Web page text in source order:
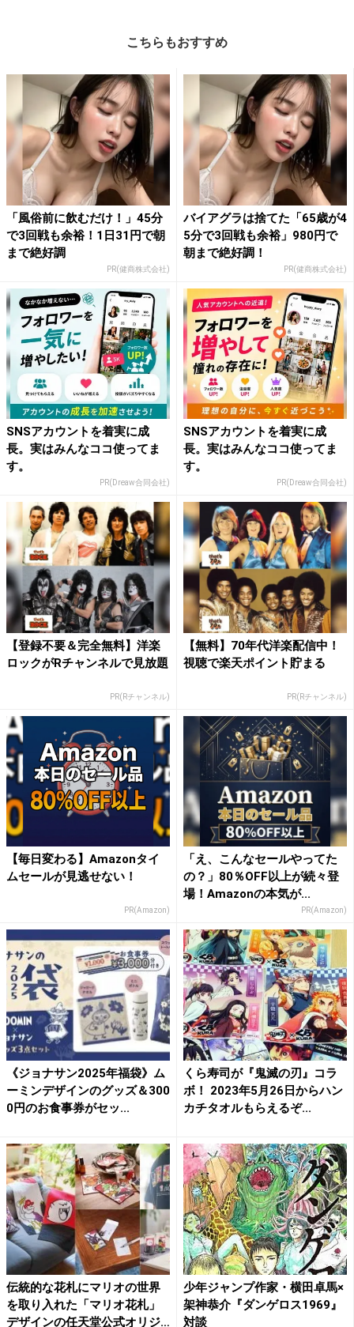
こちらもおすすめ
「風俗前に飲むだけ！」45分
で3回戦も余裕！1日31円で朝
まで絶好調
PR(健商株式会社)
バイアグラは捨てた「65歳が4
5分で3回戦も余裕」980円で
朝まで絶好調！
PR(健商株式会社)
SNSアカウントを着実に成
長。実はみんなココ使ってま
す。
PR(Dreaw合同会社)
SNSアカウントを着実に成
長。実はみんなココ使ってま
す。
PR(Dreaw合同会社)
【登録不要＆完全無料】洋楽
ロックがRチャンネルで見放題
PR(Rチャンネル)
【無料】70年代洋楽配信中！
視聴で楽天ポイント貯まる
PR(Rチャンネル)
【毎日変わる】Amazonタイ
ムセールが見逃せない！
PR(Amazon)
「え、こんなセールやってた
の？」80％OFF以上が続々登
場！Amazonの本気が...
PR(Amazon)
《ジョナサン2025年福袋》ム
ーミンデザインのグッズ＆300
0円のお食事券がセッ...
くら寿司が『鬼滅の刃』コラ
ボ！ 2023年5月26日からハン
カチタオルもらえるぞ...
伝統的な花札にマリオの世界
を取り入れた「マリオ花札」
デザインの任天堂公式オリジ
少年ジャンプ作家・横田卓馬×
架神恭介『ダンゲロス1969』
対談